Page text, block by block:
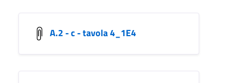
A.2 - c - tavola 4_1E4